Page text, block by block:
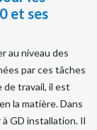
et ses
au niveau des
par ces tâches
de travail, il est
la matière. Dans
GD installation. Il